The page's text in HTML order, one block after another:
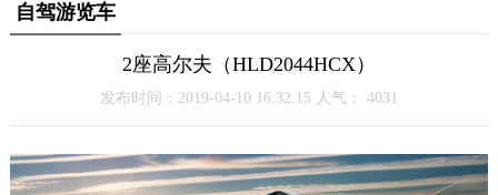
自驾游览车
2座高尔夫（HLD2044HCX）
发布时间：2019-04-10 16:32:15 人气： 4031